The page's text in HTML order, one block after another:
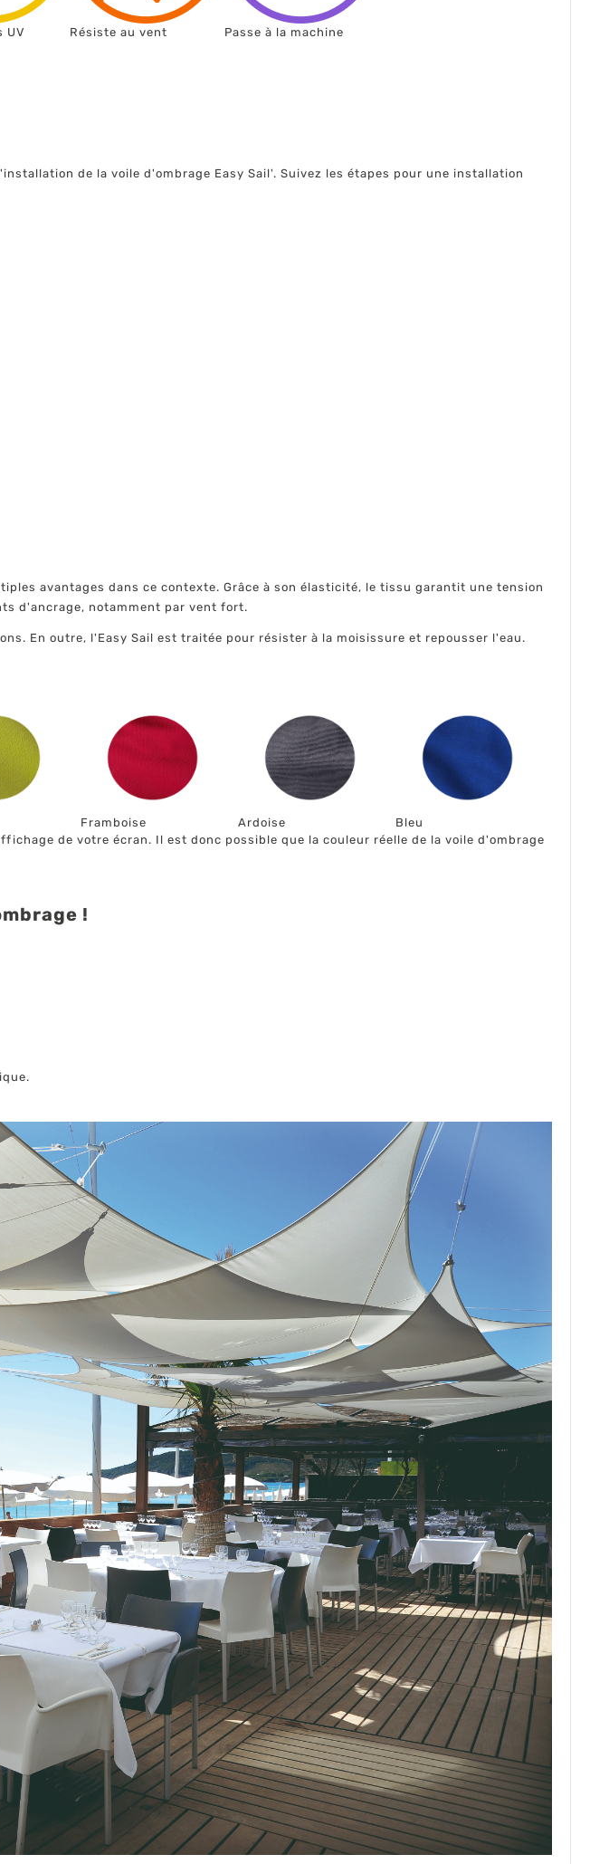
UV Résiste au vent Passe à la machine
de la voile d'ombrage Easy Sail'. Suivez les étapes pour une installation
avantages dans ce contexte. Grâce à son élasticité, le tissu garantit une tension
d'ancrage, notamment par vent fort.
En outre, l'Easy Sail est traitée pour résister à la moisissure et repousser l'eau.
Framboise Ardoise
Bleu
de votre écran. Il est donc possible que la couleur réelle de la voile d'ombrage
!